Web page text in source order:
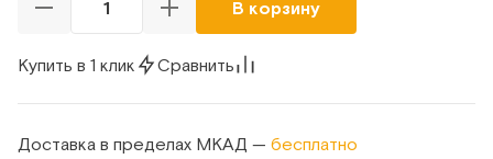
В корзину
Купить в 1 клик Сравнить
Доставка в пределах МКАД — бесплатно